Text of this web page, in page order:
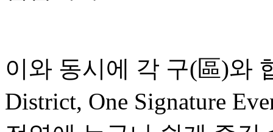
이와 동시에 각 구(區)와
District, One Signature